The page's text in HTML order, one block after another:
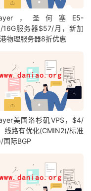
，圣何塞E5-
16G服务器$57/月，新加
物理服务器8折优惠
美国洛杉矶VPS，$4/
线路有优化(CMIN2)/标准
国际BGP